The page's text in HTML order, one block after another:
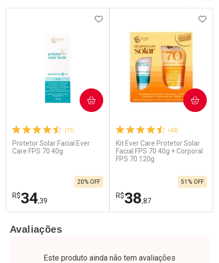
(71)
Protetor Solar Facial Ever
Care FPS 70 40g
R$34,39
20% OFF
ADICIONAR AOS FAVORITOS
COMPRAR
Laboratório
Por Menos
(42)
Kit Ever Care Protetor Solar
Facial FPS 70 40g + Corporal
FPS 70 120g
R$38,87
51% OFF
COMPRAR
Laboratório
Por Menos
Avaliações
Este produto ainda não tem avaliações